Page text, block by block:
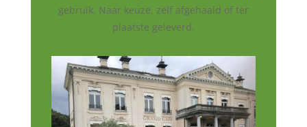
gebruik. Naar keuze, zelf afgehaald of ter
plaatste geleverd.